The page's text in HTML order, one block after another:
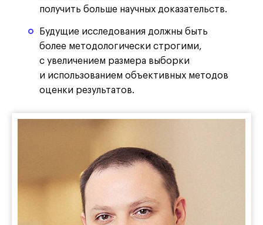
получить больше научных доказательств.
Будущие исследования должны быть
более методологически строгими,
с увеличением размера выборки
и использованием объективных методов
оценки результатов.